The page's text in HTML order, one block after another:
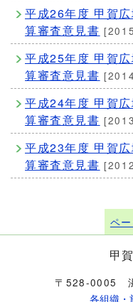
平成26年度 甲賀
算審査意見書
平成25年度 甲賀
算審査意見書
平成24年度 甲賀
算審査意見書
平成23年度 甲賀
算審査意見書
ペ
甲
〒528-0005
各組織・